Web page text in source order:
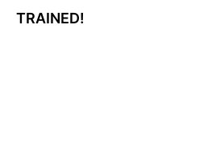
TRAINED!